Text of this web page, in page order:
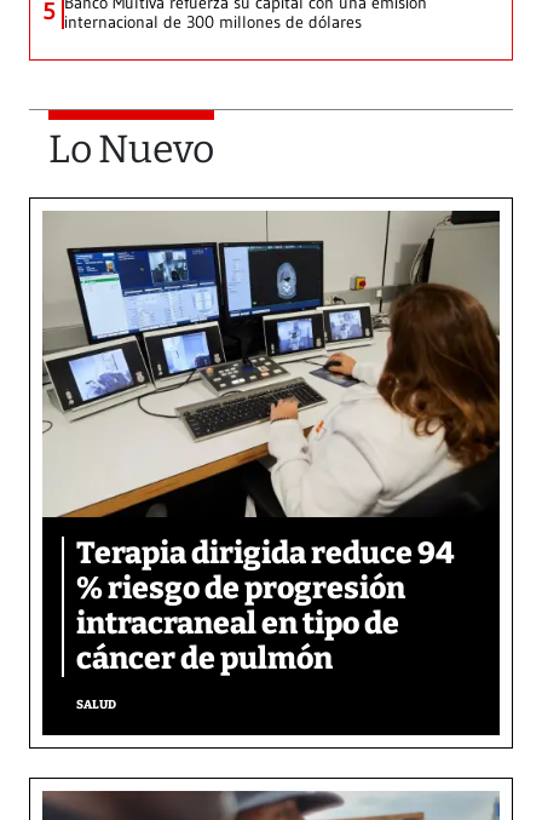
5 internacional de 300 millones de dólares
Lo Nuevo
Terapia dirigida reduce 94
% riesgo de progresión
intracraneal en tipo de
cáncer de pulmón
SALUD